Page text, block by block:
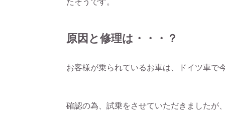
たそうです。
原因と修理は・・・？
お客様が乗られているお車は、ドイツ車で
確認の為、試乗をさせていただきましたが